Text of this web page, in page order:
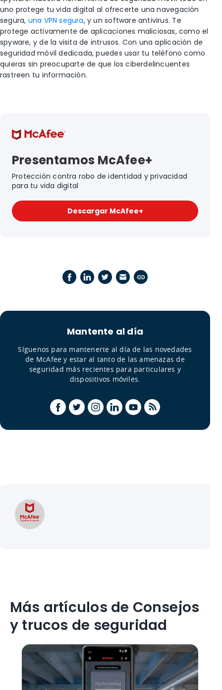
uno protege tu vida digital al ofrecerte una navegación
segura, una VPN segura, y un software antivirus. Te
protege activamente de aplicaciones maliciosas, como el
spyware, y de la visita de intrusos. Con una aplicación de
seguridad móvil dedicada, puedes usar tu teléfono como
quieras sin preocuparte de que los ciberdelincuentes
rastreen tu información.
Presentamos McAfee+
Protección contra robo de identidad y privacidad
para tu vida digital
Descargar McAfee+
Mantente al día
Síguenos para mantenerte al día de las novedades
de McAfee y estar al tanto de las amenazas de
seguridad más recientes para particulares y
dispositivos móviles.
Más artículos de Consejos
y trucos de seguridad